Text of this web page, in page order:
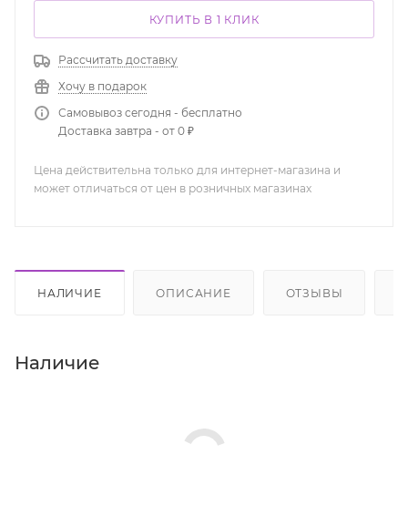
КУПИТЬ В 1 КЛИК
Рассчитать доставку
Хочу в подарок
Самовывоз сегодня - бесплатно
Доставка завтра - от 0 ₽
Цена действительна только для интернет-магазина и
может отличаться от цен в розничных магазинах
НАЛИЧИЕ ОПИСАНИЕ ОТЗЫВЫ
Наличие